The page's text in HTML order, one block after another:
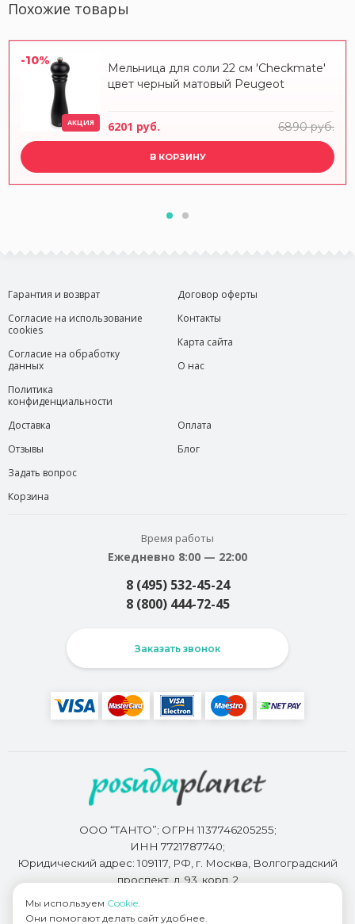
Похожие товары
-10%
АКЦИЯ
Мельница для соли 22 см 'Checkmate'
цвет черный матовый Peugeot
6201 руб. 6890 руб.
В КОРЗИНУ
Гарантия и возврат
Согласие на использование
cookies
Согласие на обработку
данных
Политика
конфиденциальности
Договор оферты
Контакты
Карта сайта
О нас
Доставка
Отзывы
Задать вопрос
Корзина
Оплата
Блог
Время работы
Ежедневно 8:00 — 22:00
8 (495) 532-45-24
8 (800) 444-72-45
Заказать звонок
ООО “ТАНТО”; ОГРН 1137746205255;
ИНН 7721787740;
Юридический адрес: 109117, РФ, г. Москва, Волгоградский
проспект, д. 93, корп. 2
Разработкой сайта занимается
Мы используем Cookie.
Они помогают делать сайт удобнее.